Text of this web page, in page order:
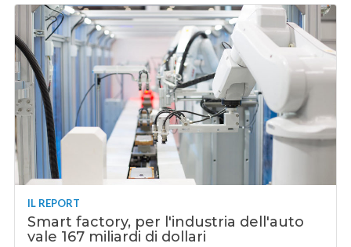
IL REPORT
Smart factory, per l'industria dell'auto
vale 167 miliardi di dollari